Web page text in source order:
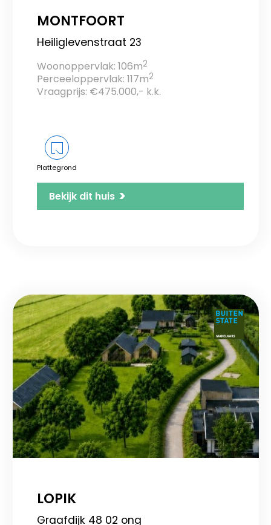
MONTFOORT
Heiliglevenstraat 23
Woonoppervlak: 106m2
Perceeloppervlak: 117m2
Vraagprijs: €475.000,- k.k.
Plattegrond
Bekijk dit huis >
LOPIK
Graafdijk 48 02 ong